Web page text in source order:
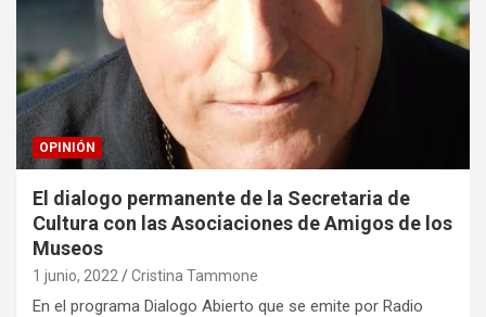
OPINIÓN
El dialogo permanente de la Secretaria de
Cultura con las Asociaciones de Amigos de los
Museos
1 junio, 2022 Cristina Tammone
En el programa Dialogo Abierto que se emite por Radio